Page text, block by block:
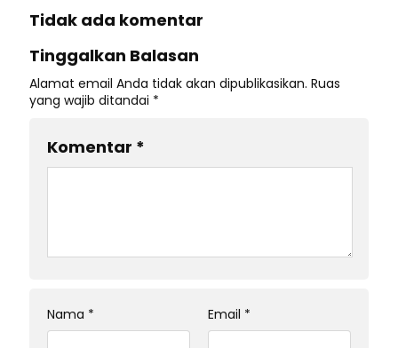
Tidak ada komentar
Tinggalkan Balasan
Alamat email Anda tidak akan dipublikasikan. Ruas
yang wajib ditandai *
Komentar *
Nama * Email *